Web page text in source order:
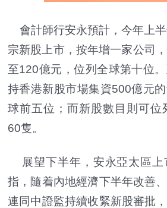
會計師行安永預計，今年上
宗新股上市，按年增一家公司
至120億元，位列全球第十位
持香港新股市場集資500億元
球前五位；而新股數目則可位
60隻。
展望下半年，安永亞太區上
指，隨着內地經濟下半年改善
連同中證監持續收緊新股審批